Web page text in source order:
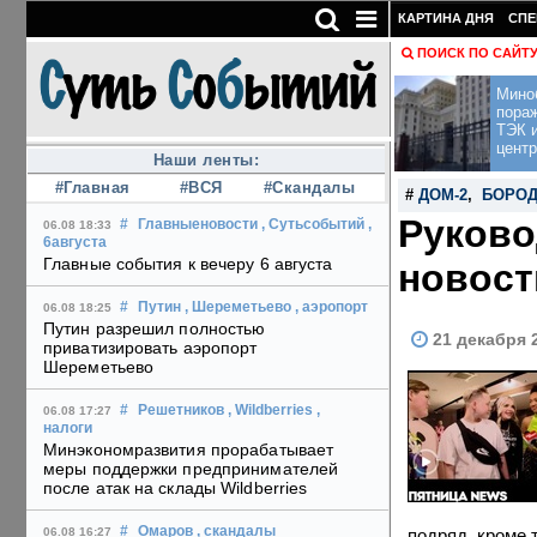
Наши ленты:
#Главная
#ВСЯ #Скандалы
06.08 18:33 # Главныеновости , Сутьсобытий ,
6августа
Главные события к вечеру 6 августа
06.08 18:25 # Путин , Шереметьево , аэропорт
Путин разрешил полностью
приватизировать аэропорт
Шереметьево
06.08 17:27 # Решетников , Wildberries ,
налоги
Минэкономразвития прорабатывает
меры поддержки предпринимателей
после атак на склады Wildberries
06.08 16:27 # Омаров , скандалы
КАРТИНА ДНЯ
ПОИСК ПО САЙТУ
ТЭК
# ДОМ-2,
21 декабря